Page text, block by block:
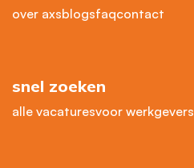
over axsblogsfaqcontact
snel zoeken
alle vacaturesvoor werkgevers